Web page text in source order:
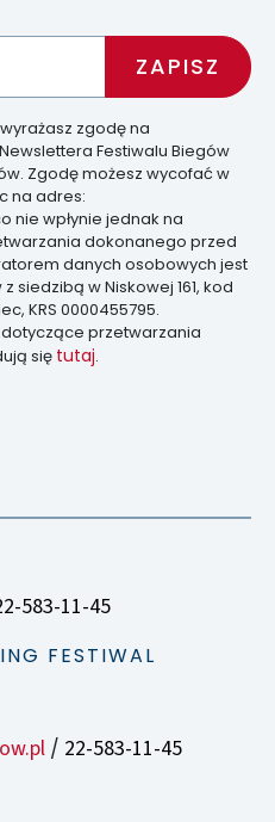
zgodę na
Festiwalu Biegów
Zgodę możesz wycofać w
na adres:
nie wpłynie jednak na
dokonanego przed
danych osobowych jest
siedzibą w Niskowej 161, kod
KRS 0000455795.
przetwarzania
się tutaj.
583-11-45
FESTIWAL
/ 22-583-11-45